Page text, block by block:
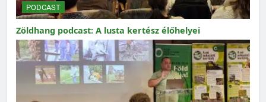
PODCAST
Zöldhang podcast: A lusta kertész élőhelyei